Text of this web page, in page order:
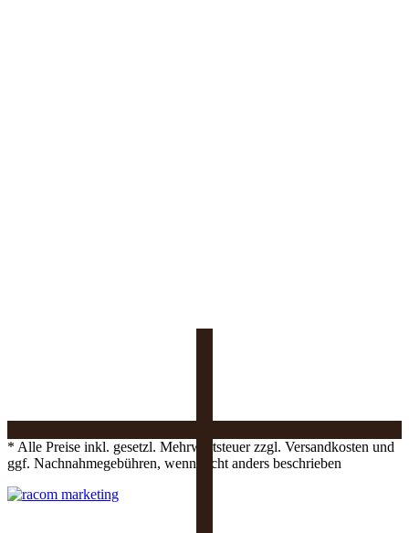
* Alle Preise inkl. gesetzl. Mehrwertsteuer zzgl. Versandkosten und
ggf. Nachnahmegebühren, wenn nicht anders beschrieben